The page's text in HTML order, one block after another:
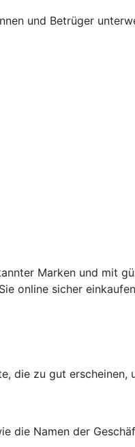
und Betrüger
Marken und mit
online sicher
die zu gut
die Namen der